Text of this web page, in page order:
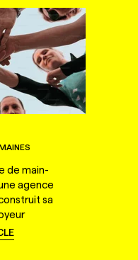
de main-
agence
sa